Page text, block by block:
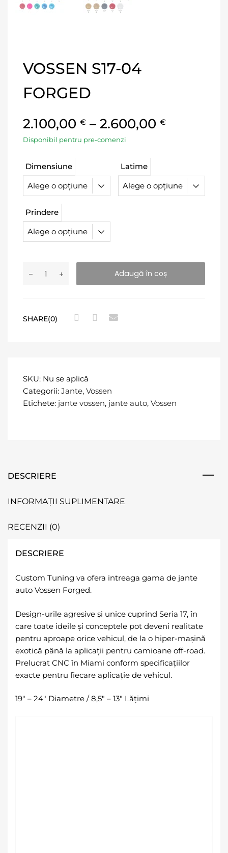
VOSSEN S17-04
FORGED
2.100,00 € – 2.600,00 €
Disponibil pentru pre-comenzi
Dimensiune Latime
Prindere
Adaugă în coș
SHARE(0)
SKU: Nu se aplică
Categorii: Jante, Vossen
Etichete: jante vossen, jante auto, Vossen
DESCRIERE
INFORMAȚII SUPLIMENTARE
RECENZII (0)
DESCRIERE
Custom Tuning va ofera intreaga gama de jante
auto Vossen Forged.
Design-urile agresive și unice cuprind Seria 17, în
care toate ideile și conceptele pot deveni realitate
pentru aproape orice vehicul, de la o hiper-mașină
exotică până la aplicații pentru camioane off-road.
Prelucrat CNC în Miami conform specificațiilor
exacte pentru fiecare aplicație de vehicul.
19″ – 24″ Diametre / 8,5″ – 13″ Lățimi